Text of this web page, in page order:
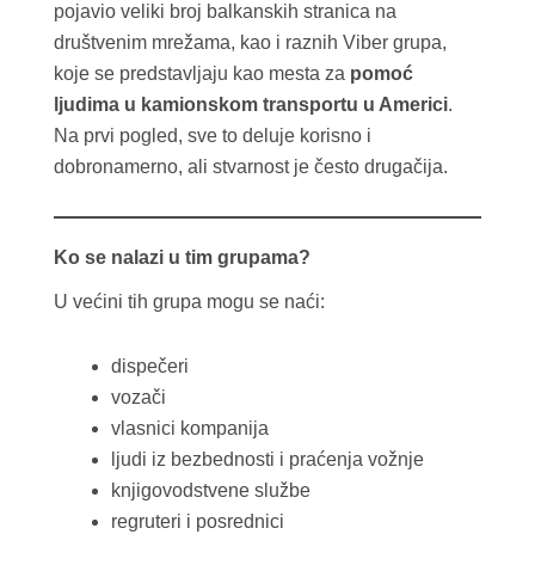
pojavio veliki broj balkanskih stranica na
društvenim mrežama, kao i raznih Viber grupa,
koje se predstavljaju kao mesta za pomoć
ljudima u kamionskom transportu u Americi.
Na prvi pogled, sve to deluje korisno i
dobronamerno, ali stvarnost je često drugačija.
Ko se nalazi u tim grupama?
U većini tih grupa mogu se naći:
dispečeri
vozači
vlasnici kompanija
ljudi iz bezbednosti i praćenja vožnje
knjigovodstvene službe
regruteri i posrednici